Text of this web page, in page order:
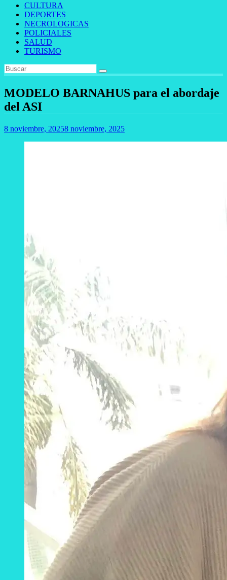
CULTURA
DEPORTES
NECROLOGICAS
POLICIALES
SALUD
TURISMO
MODELO BARNAHUS para el abordaje
del ASI
8 noviembre, 20258 noviembre, 2025